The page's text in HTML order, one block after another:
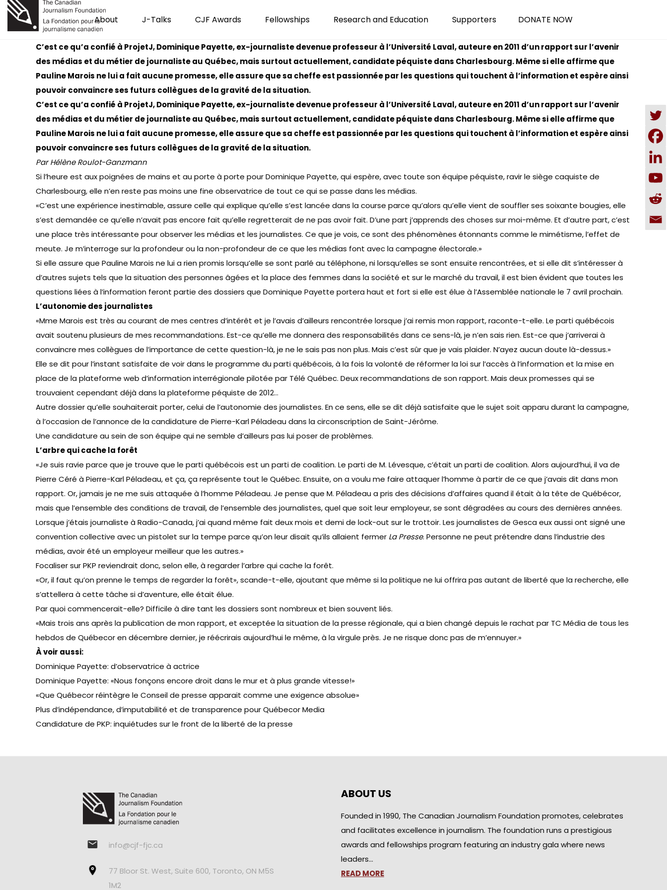
About J-Talks CJF Awards Fellowships Research and Education Supporters DONATE NOW
C’est ce qu’a confié à ProjetJ, Dominique Payette, ex-journaliste devenue professeur à l’Université Laval, auteure en 2011 d’un rapport sur l’avenir
des médias et du métier de journaliste au Québec, mais surtout actuellement, candidate péquiste dans Charlesbourg. Même si elle affirme que
Pauline Marois ne lui a fait aucune promesse, elle assure que sa cheffe est passionnée par les questions qui touchent à l’information et espère ainsi
pouvoir convaincre ses futurs collègues de la gravité de la situation.
C’est ce qu’a confié à ProjetJ, Dominique Payette, ex-journaliste devenue professeur à l’Université Laval, auteure en 2011 d’un rapport sur l’avenir
des médias et du métier de journaliste au Québec, mais surtout actuellement, candidate péquiste dans Charlesbourg. Même si elle affirme que
Pauline Marois ne lui a fait aucune promesse, elle assure que sa cheffe est passionnée par les questions qui touchent à l’information et espère ainsi
pouvoir convaincre ses futurs collègues de la gravité de la situation.
Par Hélène Roulot-Ganzmann
Si l’heure est aux poignées de mains et au porte à porte pour Dominique Payette, qui espère, avec toute son équipe péquiste, ravir le siège caquiste de
Charlesbourg, elle n’en reste pas moins une fine observatrice de tout ce qui se passe dans les médias.
«C’est une expérience inestimable, assure celle qui explique qu’elle s’est lancée dans la course parce qu’alors qu’elle vient de souffler ses soixante bougies, elle
s’est demandée ce qu’elle n’avait pas encore fait qu’elle regretterait de ne pas avoir fait. D’une part j’apprends des choses sur moi-même. Et d’autre part, c’est
une place très intéressante pour observer les médias et les journalistes. Ce que je vois, ce sont des phénomènes étonnants comme le mimétisme, l’effet de
meute. Je m’interroge sur la profondeur ou la non-profondeur de ce que les médias font avec la campagne électorale.»
Si elle assure que Pauline Marois ne lui a rien promis lorsqu’elle se sont parlé au téléphone, ni lorsqu’elles se sont ensuite rencontrées, et si elle dit s’intéresser à
d’autres sujets tels que la situation des personnes âgées et la place des femmes dans la société et sur le marché du travail, il est bien évident que toutes les
questions liées à l’information feront partie des dossiers que Dominique Payette portera haut et fort si elle est élue à l’Assemblée nationale le 7 avril prochain.
L’autonomie des journalistes
«Mme Marois est très au courant de mes centres d’intérêt et je l’avais d’ailleurs rencontrée lorsque j’ai remis mon rapport, raconte-t-elle. Le parti québécois
avait soutenu plusieurs de mes recommandations. Est-ce qu’elle me donnera des responsabilités dans ce sens-là, je n’en sais rien. Est-ce que j’arriverai à
convaincre mes collègues de l’importance de cette question-là, je ne le sais pas non plus. Mais c’est sûr que je vais plaider. N’ayez aucun doute là-dessus.»
Elle se dit pour l’instant satisfaite de voir dans le programme du parti québécois, à la fois la volonté de réformer la loi sur l’accès à l’information et la mise en
place de la plateforme web d’information interrégionale pilotée par Télé Québec. Deux recommandations de son rapport. Mais deux promesses qui se
trouvaient cependant déjà dans la plateforme péquiste de 2012…
Autre dossier qu’elle souhaiterait porter, celui de l’autonomie des journalistes. En ce sens, elle se dit déjà satisfaite que le sujet soit apparu durant la campagne,
à l’occasion de l’annonce de la candidature de Pierre-Karl Péladeau dans la circonscription de Saint-Jérôme.
Une candidature au sein de son équipe qui ne semble d’ailleurs pas lui poser de problèmes.
L’arbre qui cache la forêt
«Je suis ravie parce que je trouve que le parti québécois est un parti de coalition. Le parti de M. Lévesque, c’était un parti de coalition. Alors aujourd’hui, il va de
Pierre Céré à Pierre-Karl Péladeau, et ça, ça représente tout le Québec. Ensuite, on a voulu me faire attaquer l’homme à partir de ce que j’avais dit dans mon
rapport. Or, jamais je ne me suis attaquée à l’homme Péladeau. Je pense que M. Péladeau a pris des décisions d’affaires quand il était à la tête de Québécor,
mais que l’ensemble des conditions de travail, de l’ensemble des journalistes, quel que soit leur employeur, se sont dégradées au cours des dernières années.
Lorsque j’étais journaliste à Radio-Canada, j’ai quand même fait deux mois et demi de lock-out sur le trottoir. Les journalistes de Gesca eux aussi ont signé une
convention collective avec un pistolet sur la tempe parce qu’on leur disait qu’ils allaient fermer La Presse. Personne ne peut prétendre dans l’industrie des
médias, avoir été un employeur meilleur que les autres.»
Focaliser sur PKP reviendrait donc, selon elle, à regarder l’arbre qui cache la forêt.
«Or, il faut qu’on prenne le temps de regarder la forêt», scande-t-elle, ajoutant que même si la politique ne lui offrira pas autant de liberté que la recherche, elle
s’attellera à cette tâche si d’aventure, elle était élue.
Par quoi commencerait-elle? Difficile à dire tant les dossiers sont nombreux et bien souvent liés.
«Mais trois ans après la publication de mon rapport, et exceptée la situation de la presse régionale, qui a bien changé depuis le rachat par TC Média de tous les
hebdos de Québecor en décembre dernier, je réécrirais aujourd’hui le même, à la virgule près. Je ne risque donc pas de m’ennuyer.»
À voir aussi:
Dominique Payette: d’observatrice à actrice
Dominique Payette: «Nous fonçons encore droit dans le mur et à plus grande vitesse!»
«Que Québecor réintègre le Conseil de presse apparait comme une exigence absolue»
Plus d’indépendance, d’imputabilité et de transparence pour Québecor Media
Candidature de PKP: inquiétudes sur le front de la liberté de la presse
info@cjf-fjc.ca
77 Bloor St. West, Suite 600, Toronto, ON M5S
1M2
ABOUT US
Founded in 1990, The Canadian Journalism Foundation promotes, celebrates
and facilitates excellence in journalism. The foundation runs a prestigious
awards and fellowships program featuring an industry gala where news
leaders…
READ MORE